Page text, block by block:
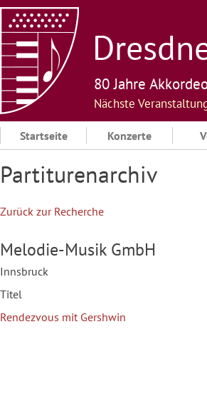
Skip
to
content
80 Jahre
Nächste
Startseite Konzerte
Partiturenarchiv
Zurück zur Recherche
Melodie-Musik GmbH
Innsbruck
Titel
Rendezvous mit Gershwin